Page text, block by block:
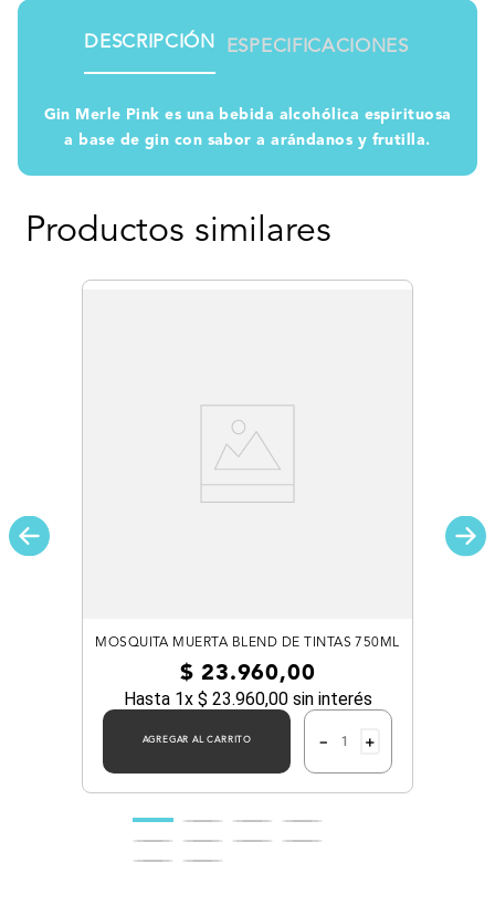
DESCRIPCIÓN ESPECIFICACIONES
Gin Merle Pink es una bebida alcohólica espirituosa
a base de gin con sabor a arándanos y frutilla.
Productos similares
MOSQUITA MUERTA BLEND DE TINTAS 750ML
$ 23.960,00
Hasta 1x $ 23.960,00sin interés
AGREGAR AL CARRITO ＋
－